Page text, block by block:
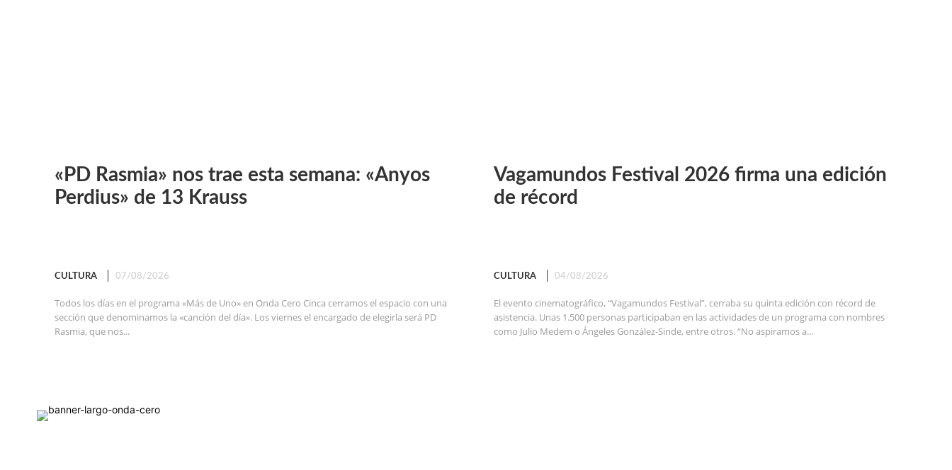
«PD Rasmia» nos trae esta semana: «Anyos
Perdius» de 13 Krauss
CULTURA 07/08/2026
Todos los días en el programa «Más de Uno» en Onda Cero Cinca cerramos el espacio con una
sección que denominamos la «canción del día». Los viernes el encargado de elegirla será PD
Rasmia, que nos...
Vagamundos Festival 2026 firma una edición
de récord
CULTURA 04/08/2026
El evento cinematográfico, “Vagamundos Festival”, cerraba su quinta edición con récord de
asistencia. Unas 1.500 personas participaban en las actividades de un programa con nombres
como Julio Medem o Ángeles González-Sinde, entre otros. “No aspiramos a...